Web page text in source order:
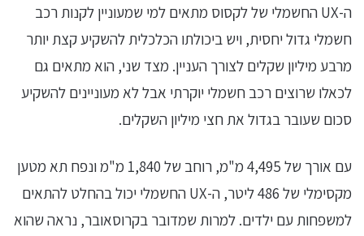
ה-UX החשמלי של לקסוס מתאים למי שמעוניין לקנות רכב
חשמלי גדול יחסית, ויש ביכולתו הכלכלית להשקיע קצת יותר
מרבע מיליון שקלים לצורך העניין. מצד שני, הוא מתאים גם
לכאלו שרוצים רכב חשמלי יוקרתי אבל לא מעוניינים להשקיע
סכום שעובר בגדול את חצי מיליון השקלים.
עם אורך של 4,495 מ"מ, רוחב של 1,840 מ"מ ונפח תא מטען
מקסימלי של 486 ליטר, ה-UX החשמלי יכול בהחלט להתאים
למשפחות עם ילדים. למרות שמדובר בקרוסאובר, נראה שהוא